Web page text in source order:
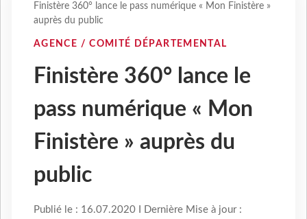
Finistère 360° lance le pass numérique « Mon Finistère »
auprès du public
AGENCE / COMITÉ DÉPARTEMENTAL
Finistère 360° lance le
pass numérique « Mon
Finistère » auprès du
public
Publié le : 16.07.2020 I Dernière Mise à jour :